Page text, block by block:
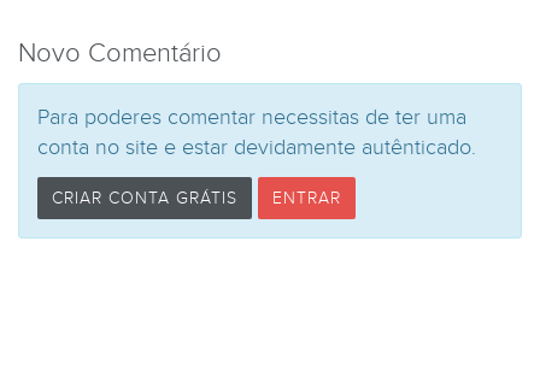
Novo Comentário
Para poderes comentar necessitas de ter uma
conta no site e estar devidamente autênticado.
CRIAR CONTA GRÁTIS ENTRAR